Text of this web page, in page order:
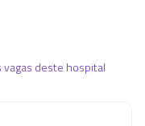
vagas deste hospital